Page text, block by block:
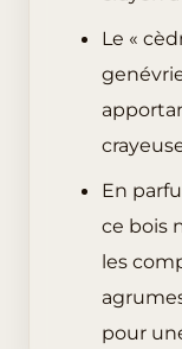
Le «
En
ce bois
les
pour